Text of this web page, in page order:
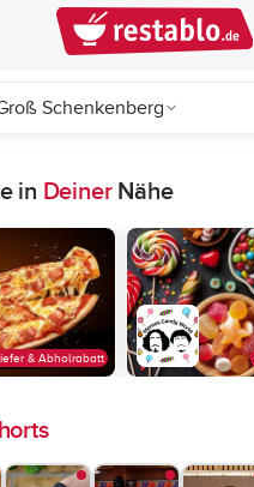
Schenkenberg
in DeinerNähe
& Abholrabatt